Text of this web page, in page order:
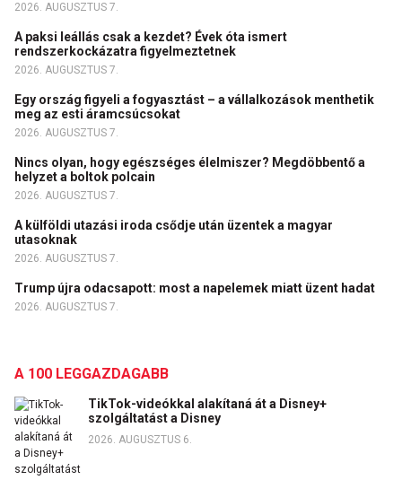
2026. AUGUSZTUS 7.
A paksi leállás csak a kezdet? Évek óta ismert
rendszerkockázatra figyelmeztetnek
2026. AUGUSZTUS 7.
Egy ország figyeli a fogyasztást – a vállalkozások menthetik
meg az esti áramcsúcsokat
2026. AUGUSZTUS 7.
Nincs olyan, hogy egészséges élelmiszer? Megdöbbentő a
helyzet a boltok polcain
2026. AUGUSZTUS 7.
A külföldi utazási iroda csődje után üzentek a magyar
utasoknak
2026. AUGUSZTUS 7.
Trump újra odacsapott: most a napelemek miatt üzent hadat
2026. AUGUSZTUS 7.
A 100 LEGGAZDAGABB
TikTok-videókkal alakítaná át a Disney+
szolgáltatást a Disney
2026. AUGUSZTUS 6.